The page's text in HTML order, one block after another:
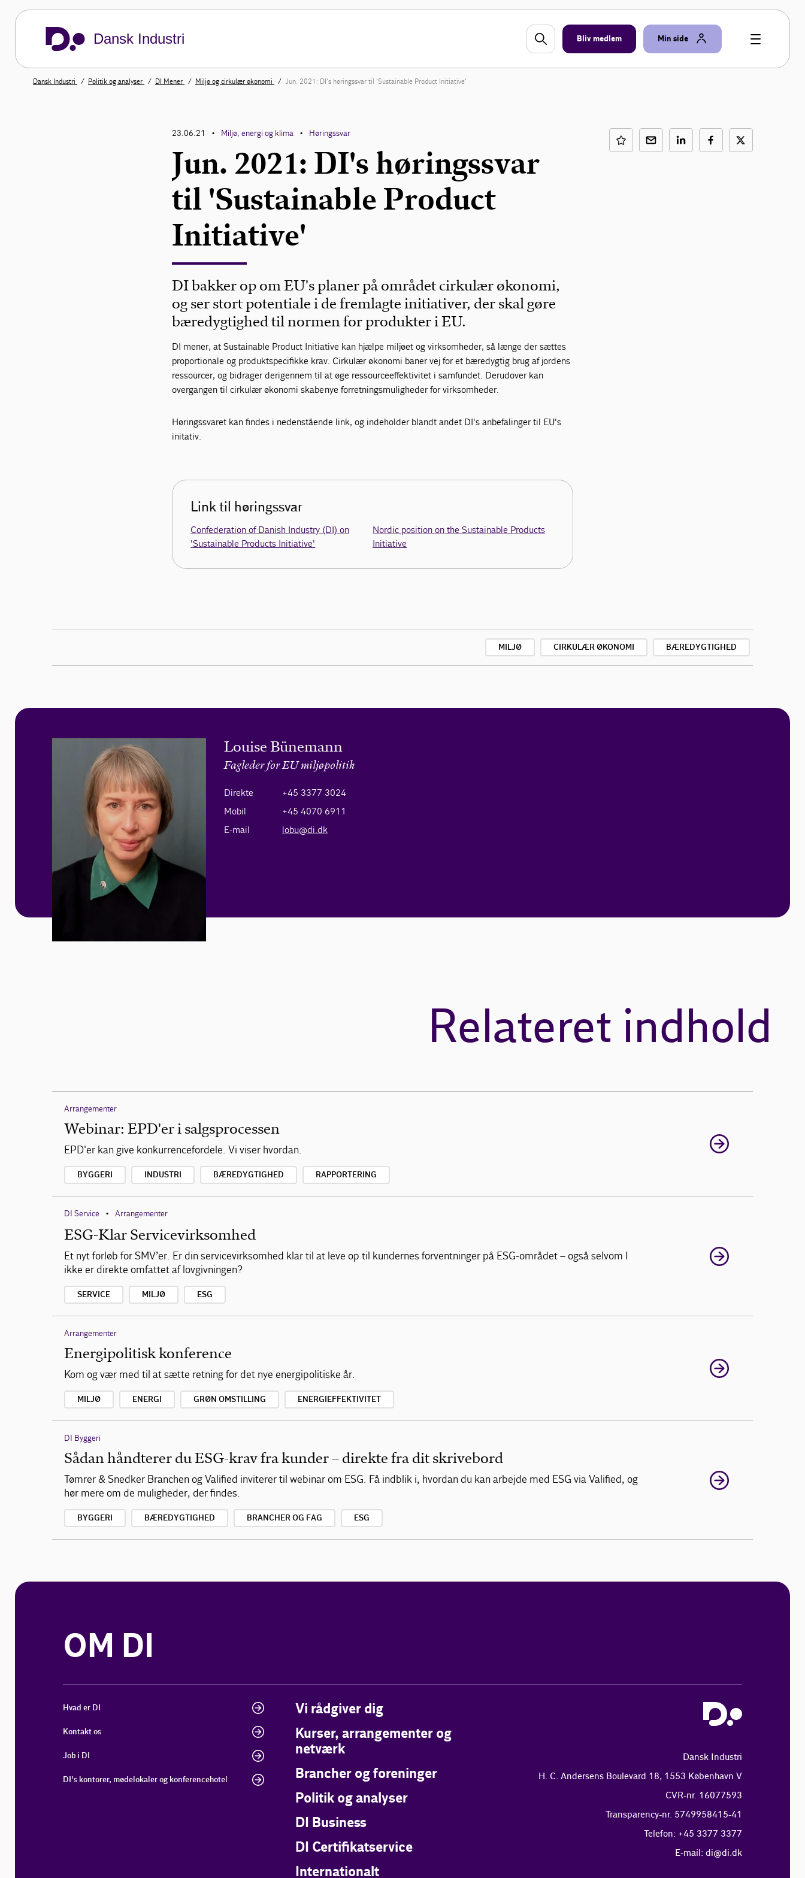
Dansk Industri Bliv medlem Min side
Dansk Industri Politik og analyser DI Mener Miljø og cirkulær økonomi Jun. 2021: DI's høringssvar til 'Sustainable Product Initiative'
23.06.21 • Miljø, energi og klima • Høringssvar
Jun. 2021: DI's høringssvar
til 'Sustainable Product
Initiative'
DI bakker op om EU's planer på området cirkulær økonomi,
og ser stort potentiale i de fremlagte initiativer, der skal gøre
bæredygtighed til normen for produkter i EU.
DI mener, at Sustainable Product Initiative kan hjælpe miljøet og virksomheder, så længe der sættes
proportionale og produktspecifikke krav. Cirkulær økonomi baner vej for et bæredygtig brug af jordens
ressourcer, og bidrager derigennem til at øge ressourceeffektivitet i samfundet. Derudover kan
overgangen til cirkulær økonomi skabe nye forretningsmuligheder for virksomheder.
Høringssvaret kan findes i nedenstående link, og indeholder blandt andet DI's anbefalinger til EU's
initativ.
Link til høringssvar
Confederation of Danish Industry (DI) on
'Sustainable Products Initiative'
Nordic position on the Sustainable Products
Initiative
MILJØ CIRKULÆR ØKONOMI BÆREDYGTIGHED
Louise Bünemann
Fagleder for EU miljøpolitik
Direkte
+45 3377 3024
Mobil
+45 4070 6911
E-mail
lobu@di.dk
Relateret indhold
Arrangementer
Webinar: EPD'er i salgsprocessen
EPD'er kan give konkurrencefordele. Vi viser hvordan.
BYGGERI INDUSTRI BÆREDYGTIGHED RAPPORTERING
DI Service • Arrangementer
ESG-Klar Servicevirksomhed
Et nyt forløb for SMV’er. Er din servicevirksomhed klar til at leve op til kundernes forventninger på ESG-området – også selvom I
ikke er direkte omfattet af lovgivningen?
SERVICE MILJØ ESG
Arrangementer
Energipolitisk konference
Kom og vær med til at sætte retning for det nye energipolitiske år.
MILJØ ENERGI GRØN OMSTILLING ENERGIEFFEKTIVITET
DI Byggeri
Sådan håndterer du ESG-krav fra kunder – direkte fra dit skrivebord
Tømrer & Snedker Branchen og Valified inviterer til webinar om ESG. Få indblik i, hvordan du kan arbejde med ESG via Valified, og
hør mere om de muligheder, der findes.
BYGGERI BÆREDYGTIGHED BRANCHER OG FAG ESG
OM DI
Hvad er DI
Kontakt os
Job i DI
DI's kontorer, mødelokaler og konferencehotel
Vi rådgiver dig
Kurser, arrangementer og
netværk
Brancher og foreninger
Politik og analyser
DI Business
DI Certifikatservice
Internationalt
Dansk Industri
H. C. Andersens Boulevard 18, 1553 København V
CVR-nr. 16077593
Transparency-nr. 5749958415-41
Telefon: +45 3377 3377
E-mail: di@di.dk